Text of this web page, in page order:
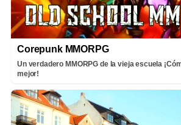
Corepunk MMORPG
Un verdadero MMORPG de la vieja escuela
mejor!